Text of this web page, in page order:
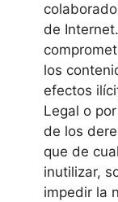
de
los
efectos
Legal o
de los
que de
inutilizar,
impedir la